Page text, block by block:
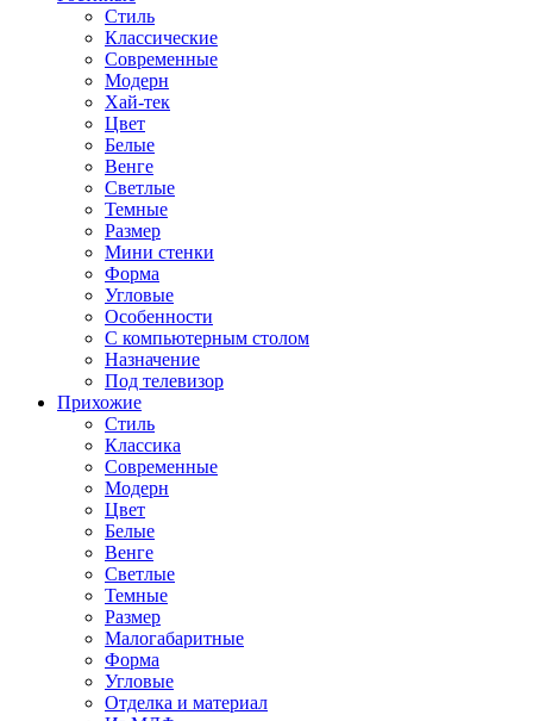
Стиль
Классические
Современные
Модерн
Хай-тек
Цвет
Белые
Венге
Светлые
Темные
Размер
Мини стенки
Форма
Угловые
Особенности
С компьютерным столом
Назначение
Под телевизор
Прихожие
Стиль
Классика
Современные
Модерн
Цвет
Белые
Венге
Светлые
Темные
Размер
Малогабаритные
Форма
Угловые
Отделка и материал